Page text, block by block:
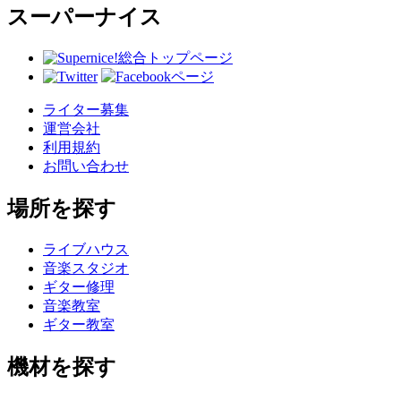
スーパーナイス
総合トップページ
ライター募集
運営会社
利用規約
お問い合わせ
場所を探す
ライブハウス
音楽スタジオ
ギター修理
音楽教室
ギター教室
機材を探す